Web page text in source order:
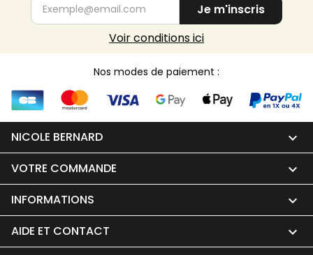
Je m'inscris
Voir conditions ici
Nos modes de paiement :
NICOLE BERNARD 
VOTRE COMMANDE 
INFORMATIONS 
AIDE ET CONTACT 